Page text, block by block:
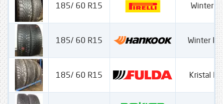
185/ 60 R15 Winter
185/ 60 R15 Winter
185/ 60 R15 Kristal